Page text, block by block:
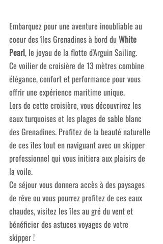
Embarquez pour une aventure inoubliable au
coeur des îles Grenadines à bord du White
Pearl, le joyau de la flotte d'Arguin Sailing.
Ce voilier de croisière de 13 mètres combine
élégance, confort et performance pour vous
offrir une expérience maritime unique.
Lors de cette croisière, vous découvrirez les
eaux turquoises et les plages de sable blanc
des Grenadines. Profitez de la beauté naturelle
de ces îles tout en naviguant avec un skipper
professionnel qui vous initiera aux plaisirs de
la voile.
Ce séjour vous donnera accès à des paysages
de rêve ou vous pourrez profitez de ces eaux
chaudes, visitez les îles au gré du vent et
bénéficier des astuces voyages de votre
skipper !